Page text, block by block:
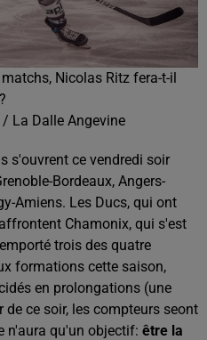
Nicolas Ritz fera-t-il
/ La Dalle Angevine
s'ouvrent ce vendredi soir
Bordeaux, Angers-
Amiens. Les Ducs, qui ont
Chamonix, qui s'est
trois des quatre
formations cette saison,
en prolongations (une
ce soir, les compteurs seont
n'aura qu'un objectif: être la